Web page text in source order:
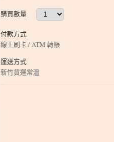
購買數量
付款方式
線上刷卡 / ATM 轉帳
運送方式
新竹貨運常溫